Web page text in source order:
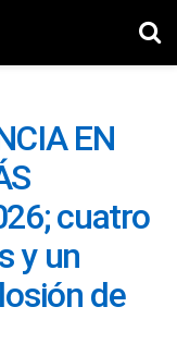
EN
cuatro
y un
de